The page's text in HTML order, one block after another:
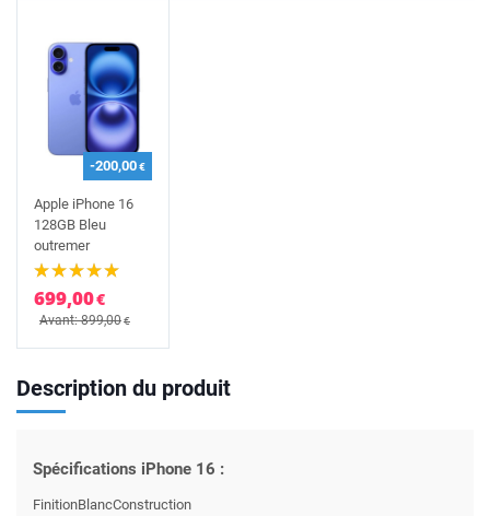
-200,00€
Apple iPhone 16
128GB Bleu
outremer
699,00€
Avant: 899,00€
Description du produit
Spécifications iPhone 16 :
FinitionBlancConstruction